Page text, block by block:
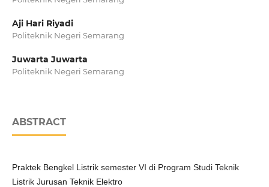
Aji Hari Riyadi
Politeknik Negeri Semarang
Juwarta Juwarta
Politeknik Negeri Semarang
ABSTRACT
Praktek Bengkel Listrik semester VI di Program Studi Teknik
Listrik Jurusan Teknik Elektro